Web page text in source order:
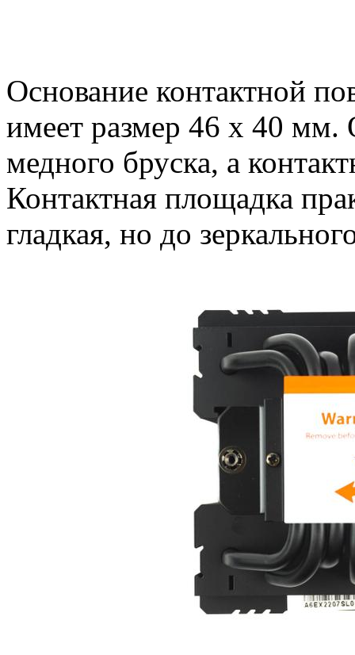
Основание контактной
имеет размер 46 х 40 мм.
медного бруска, а
Контактная площадка
гладкая, но до